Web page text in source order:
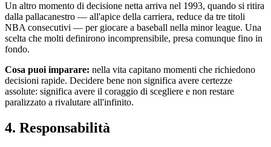
Un altro momento di decisione netta arriva nel 1993, quando si ritira
dalla pallacanestro — all'apice della carriera, reduce da tre titoli
NBA consecutivi — per giocare a baseball nella minor league. Una
scelta che molti definirono incomprensibile, presa comunque fino in
fondo.
Cosa puoi imparare: nella vita capitano momenti che richiedono
decisioni rapide. Decidere bene non significa avere certezze
assolute: significa avere il coraggio di scegliere e non restare
paralizzato a rivalutare all'infinito.
4. Responsabilità